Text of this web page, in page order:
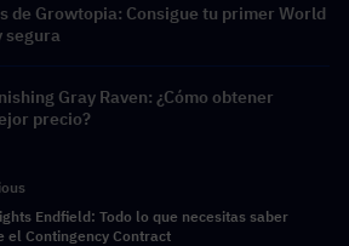
de Growtopia: Consigue tu primer World
segura
Gray Raven: ¿Cómo obtener
precio?
Endfield: Todo lo que necesitas saber
el Contingency Contract